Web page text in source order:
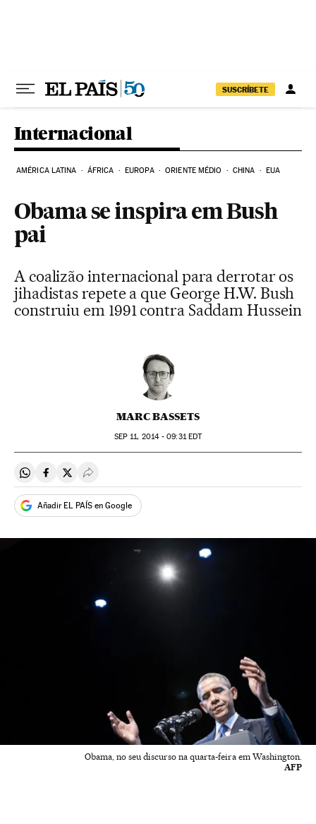
SUSCRÍBETE
Internacional
AMÉRICA LATINA ÁFRICA EUROPA ORIENTE MÉDIO CHINA EUA
Obama se inspira em Bush
pai
A coalizão internacional para derrotar os
jihadistas repete a que George H.W. Bush
construiu em 1991 contra Saddam Hussein
MARC BASSETS
SEP 11, 2014 - 09:31EDT
Compartir en Whatsapp
Compartir en Facebook
Compartir en Twitter
Desplegar Redes Sociales
Añadir EL PAÍS en Google
Obama, no seu discurso na quarta-feira em Washington.
AFP